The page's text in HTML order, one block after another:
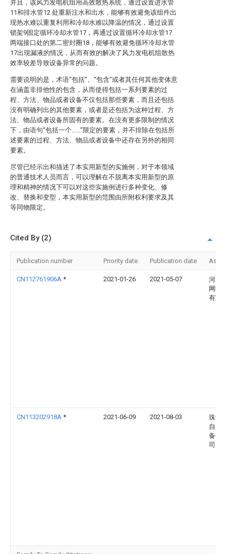
并且，该风力发电机组用高效散热系统，通过设置进水管
11和排水管12 处重新注水和出水，能够有效避免该组件出
现热水难以重复利用和冷却水难以降温的情况，通过设置
锁架9固定循环冷却水管17，再通过设置循环冷却水管17
两端接口处的第二密封圈18，能够有效避免循环冷却水管
17出现漏液的情况，从而有效的解决了风力发电机组散热
效率较差导致设备异常的问题。
需要说明的是，术语“包括”、“包含”或者其任何其他变体意
在涵盖非排他性的包含，从而使得包括一系列要素的过
程、方法、物品或者设备不仅包括那些要素，而且还包括
没有明确列出的其他要素，或者是还包括为这种过程、方
法、物品或者设备所固有的要素。在没有更多限制的情况
下，由语句“包括一个……”限定的要素，并不排除在包括所
述要素的过程、方法、物品或者设备中还存在另外的相同
要素。
尽管已经示出和描述了本实用新型的实施例，对于本领域
的普通技术人员而言，可以理解在不脱离本实用新型的原
理和精神的情况下可以对这些实施例进行多种变化、修
改、替换和变型，本实用新型的范围由所附权利要求及其
等同物限定。
Cited By (2)
Publication number Priority date Publication date
CN112761906A * 2021-01-26 2021-05-07
河北
网络
有限
CN113202918A * 2021-06-09 2021-08-03
珠海
自动
备有
司